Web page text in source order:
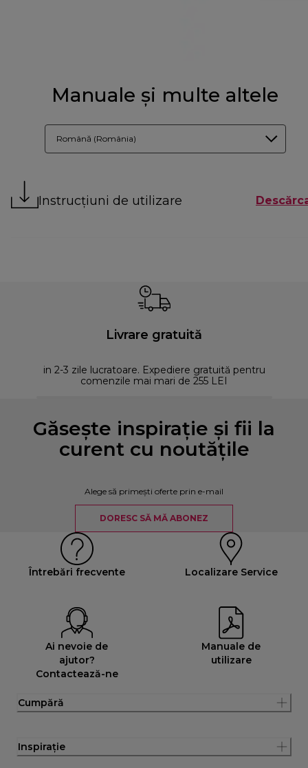
Manuale și multe altele
Română (România)
Instrucțiuni de utilizare
Livrare gratuită
in 2-3 zile lucratoare. Expediere gratuită pentru
comenzile mai mari de 255 LEI
Găsește inspirație și fii la
curent cu noutățile
Alege să primești oferte prin e-mail
DORESC SĂ MĂ ABONEZ
Întrebări frecvente Localizare Service
Ai nevoie de
ajutor?
Contactează-ne
Manuale de
utilizare
Cumpără
Inspirație